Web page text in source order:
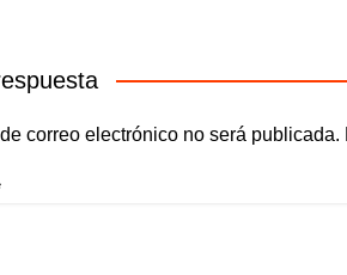
correo electrónico no será publicada.